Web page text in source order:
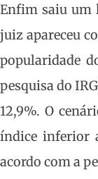
Enfim saiu um
juiz apareceu
popularidade
pesquisa do
12,9%. O
índice inferior
acordo com a